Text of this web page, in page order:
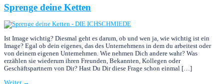
Sprenge deine Ketten
Ist Image wichtig? Diesmal geht es darum, ob und wen ja, wie wichtig ist ein
Image? Egal ob dein eigenes, das des Unternehmens in dem du arbeitest oder
von deinem eigenen Unternehmen. Wie nehmen Dich andere wahr? Was
erzählen sie wiederum ihren Freunden, Bekannten, Kollegen oder
Geschäftspartnern von Dir? Hast Du Dir diese Frage schon einmal […]
Weiter →